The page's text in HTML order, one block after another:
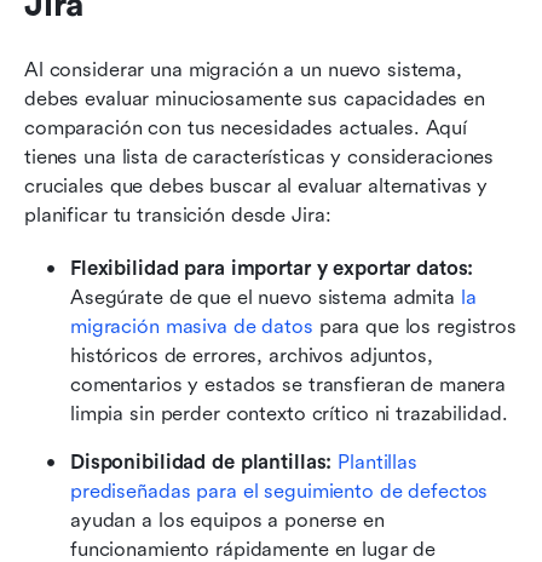
Al considerar una migración a un nuevo sistema,
debes evaluar minuciosamente sus capacidades en
comparación con tus necesidades actuales. Aquí
tienes una lista de características y consideraciones
cruciales que debes buscar al evaluar alternativas y
planificar tu transición desde Jira:
Asegúrate de que el nuevo sistema admita la
migración masiva de datos para que los registros
históricos de errores, archivos adjuntos,
comentarios y estados se transfieran de manera
limpia sin perder contexto crítico ni trazabilidad.
Disponibilidad de plantillas: Plantillas
prediseñadas para el seguimiento de defectos
ayudan a los equipos a ponerse en
funcionamiento rápidamente en lugar de